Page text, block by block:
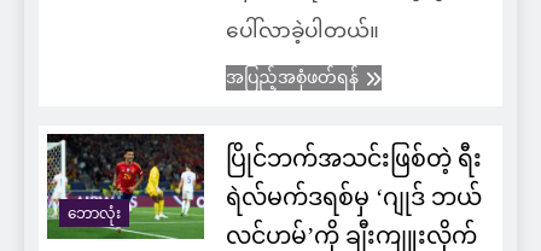
ပေါ်လာခဲ့ပါတယ်။
အပြည့်အစုံဖတ်ရန်
ဘောလုံး
ပြိုင်ဘက်အသင်းဖြစ်တဲ့ ရီး
ရဲလ်မက်ဒရစ်မှ ‘ဂျုဒ် ဘယ်
လင်ဟမ်’ကို ချီးကျူးလိုက်